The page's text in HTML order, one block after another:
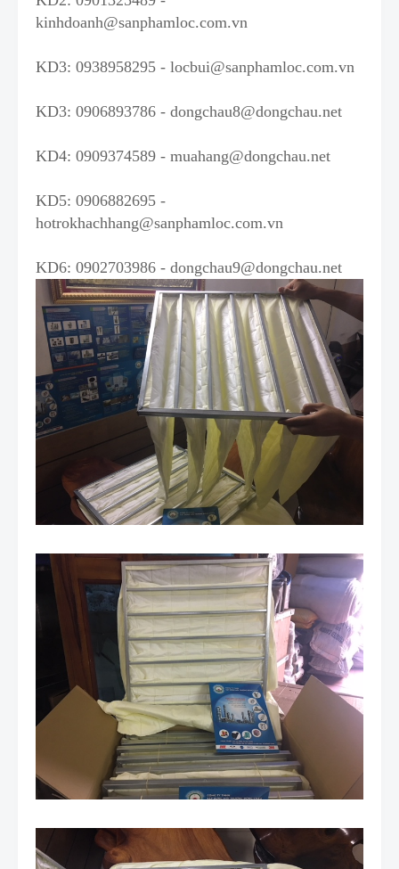
kinhdoanh@sanphamloc.com.vn
KD3: 0938958295 - locbui@sanphamloc.com.vn
KD3: 0906893786 - dongchau8@dongchau.net
KD4: 0909374589 - muahang@dongchau.net
KD5: 0906882695 -
hotrokhachhang@sanphamloc.com.vn
KD6: 0902703986 - dongchau9@dongchau.net